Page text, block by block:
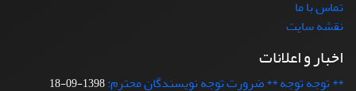
تماس با ما
نقشه سایت
اخبار و اعلانات
** توجه توجه ** ضرورت توجه نویسندگان محترم:1398-09-18